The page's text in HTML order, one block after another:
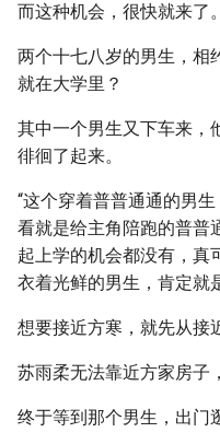
而这种机会，很快就来了。
两个十七八岁的男生，相
就在大学里？
其中一个男生又下车来，
徘徊了起来。
“这个穿着普普通通的男
看就是给主角陪跑的普普
起上学的机会都没有，真
衣着光鲜的男生，肯定就
想要接近方寒，就先从接
苏雨柔无法靠近方家房子
终于等到那个男生，出门